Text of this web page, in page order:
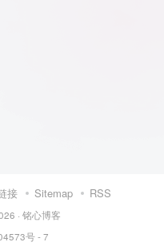
接 Sitemap RSS
· 铭心博客
号 - 7